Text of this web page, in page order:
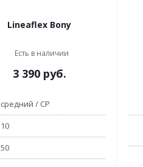
Lineaflex Bony
Есть в наличии
3 390руб.
средний / СР
10
50